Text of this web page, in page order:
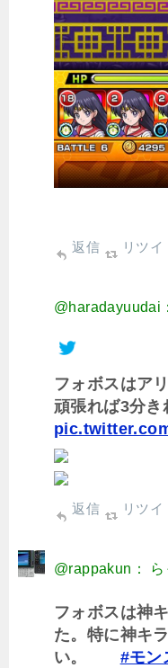
返信 リツイ
@haradayuudai
フォボスはア
頑張れば3分き
返信 リツイ
@rappakun： ら
フォボスは神
た。特に神キ
い。 #モン